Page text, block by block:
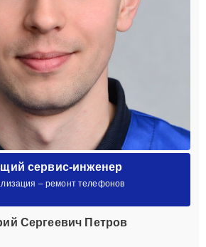
сервис-инженер
– ремонт телефонов
Сергеевич Петров